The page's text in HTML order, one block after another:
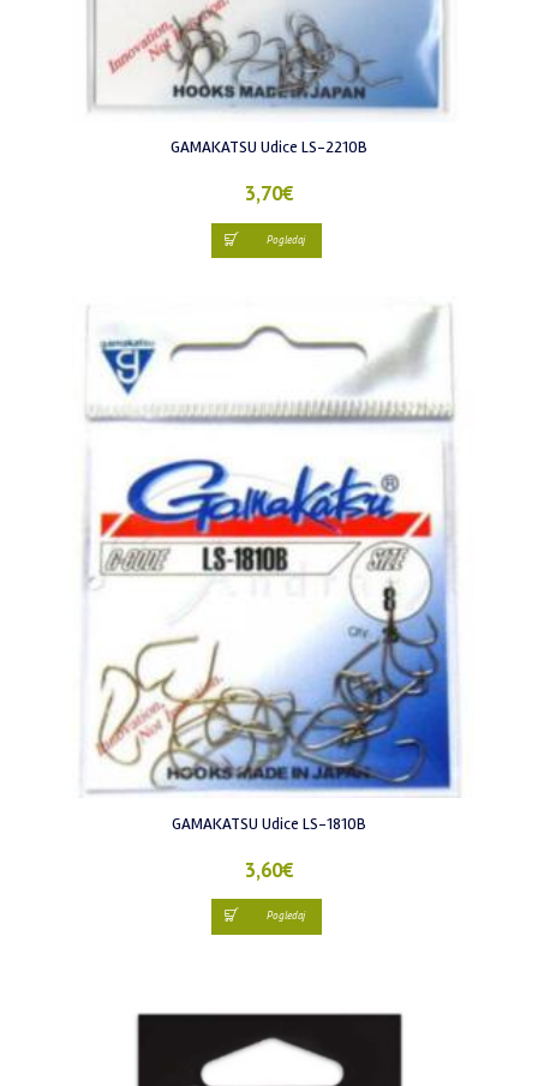
GAMAKATSU Udice LS-2210B
3,70€
Pogledaj
GAMAKATSU Udice LS-1810B
3,60€
Pogledaj